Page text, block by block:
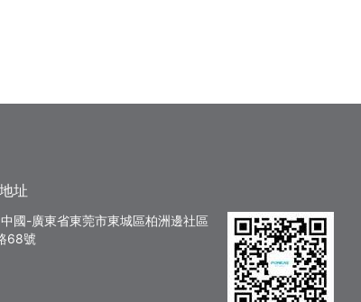
地址
國-廣東省東莞市東城區柏洲邊社區
68號